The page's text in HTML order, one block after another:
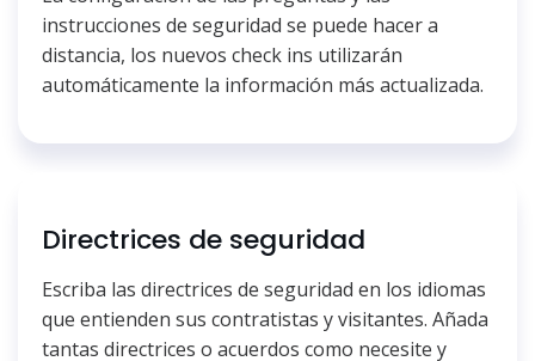
instrucciones de seguridad se puede hacer a
distancia, los nuevos check ins utilizarán
automáticamente la información más actualizada.
Directrices de seguridad
Escriba las directrices de seguridad en los idiomas
que entienden sus contratistas y visitantes. Añada
tantas directrices o acuerdos como necesite y